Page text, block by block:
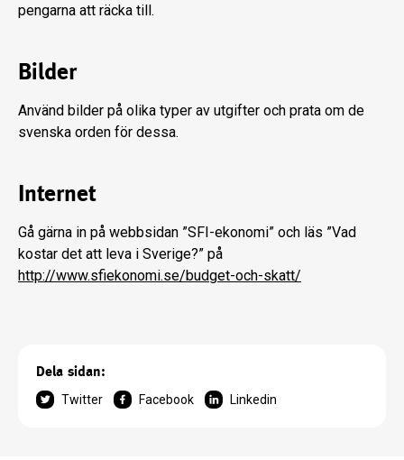
pengarna att räcka till.
Bilder
Använd bilder på olika typer av utgifter och prata om de
svenska orden för dessa.
Internet
Gå gärna in på webbsidan ”SFI-ekonomi” och läs ”Vad
kostar det att leva i Sverige?” på
http://www.sfiekonomi.se/budget-och-skatt/
Dela sidan:
Twitter Facebook Linkedin